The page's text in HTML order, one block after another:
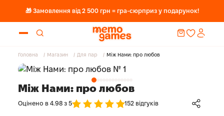
🎁 Замовлення від 2 500 грн = гра-сюрприз у подарунок!
Головна Магазин Для пар Між Нами: про любов
Між Нами: про любов
Оцінено в 4.98 з 5 152 відгуків